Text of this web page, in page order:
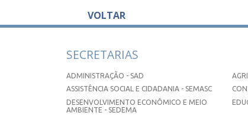
VOLTAR
SECRETARIAS
ADMINISTRAÇÃO - SAD
ASSISTÊNCIA SOCIAL E CIDADANIA - SEMASC
DESENVOLVIMENTO ECONÔMICO E MEIO
AMBIENTE - SEDEMA